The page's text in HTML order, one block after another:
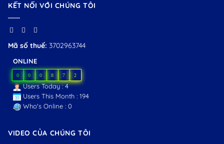
KẾT NỐI VỚI CHÚNG TÔI
Mã số thuế: 3702963744
ONLINE
0 0 0 8 7 2
Users Today : 4
Users This Month : 194
Who's Online : 0
VIDEO CỦA CHÚNG TÔI